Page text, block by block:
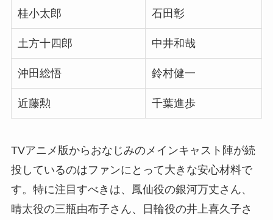
桂小太郎 石田彰
土方十四郎 中井和哉
沖田総悟 鈴村健一
近藤勲 千葉進歩
TVアニメ版からおなじみのメインキャスト陣が続
投しているのはファンにとって大きな安心材料で
す。特に注目すべきは、鳳仙役の銀河万丈さん、
晴太役の三瓶由布子さん、日輪役の井上喜久子さ